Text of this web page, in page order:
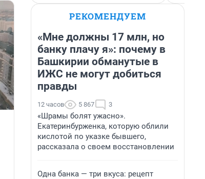
РЕКОМЕНДУЕМ
«Мне должны 17 млн, но
банку плачу я»: почему в
Башкирии обманутые в
ИЖС не могут добиться
правды
12 часов 5 867 3
«Шрамы болят ужасно».
Екатеринбурженка, которую облили
кислотой по указке бывшего,
рассказала о своем восстановлении
Одна банка — три вкуса: рецепт